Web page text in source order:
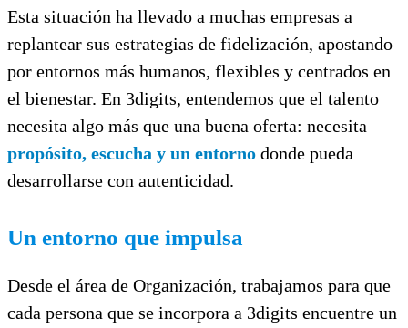
Esta situación ha llevado a muchas empresas a
replantear sus estrategias de fidelización, apostando
por entornos más humanos, flexibles y centrados en
el bienestar. En 3digits, entendemos que el talento
necesita algo más que una buena oferta: necesita
propósito, escucha y un entorno donde pueda
desarrollarse con autenticidad.
Un entorno que impulsa
Desde el área de Organización, trabajamos para que
cada persona que se incorpora a 3digits encuentre un